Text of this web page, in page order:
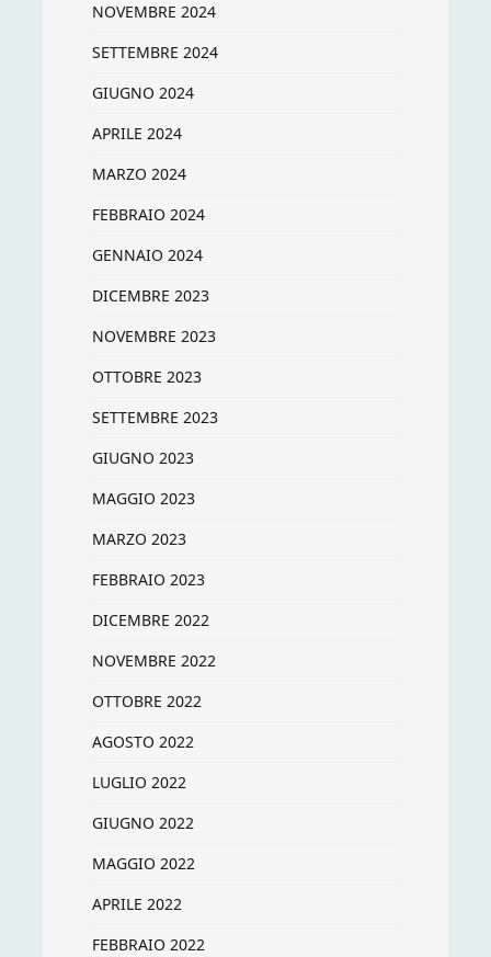
NOVEMBRE 2024
SETTEMBRE 2024
GIUGNO 2024
APRILE 2024
MARZO 2024
FEBBRAIO 2024
GENNAIO 2024
DICEMBRE 2023
NOVEMBRE 2023
OTTOBRE 2023
SETTEMBRE 2023
GIUGNO 2023
MAGGIO 2023
MARZO 2023
FEBBRAIO 2023
DICEMBRE 2022
NOVEMBRE 2022
OTTOBRE 2022
AGOSTO 2022
LUGLIO 2022
GIUGNO 2022
MAGGIO 2022
APRILE 2022
FEBBRAIO 2022